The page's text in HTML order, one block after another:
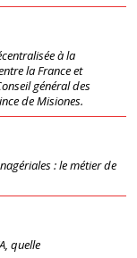
à la
la France et
général des
de Misiones.
: le métier de
quelle